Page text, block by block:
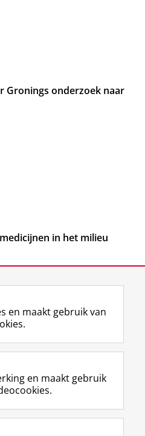
Gronings onderzoek naar
in het milieu
F
a
e
b
o
L
i
k
e
I
R
S
-
f
e
I
n
t
r
Y
o
T
e
en maakt gebruik van
en maakt gebruik